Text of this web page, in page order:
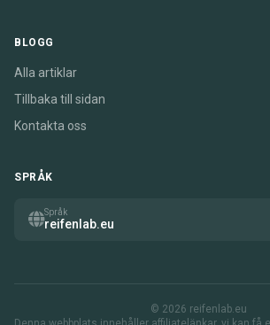
BLOGG
Alla artiklar
Tillbaka till sidan
Kontakta oss
SPRÅK
Språk
reifenlab.eu
© 2026 reifenlab.eu